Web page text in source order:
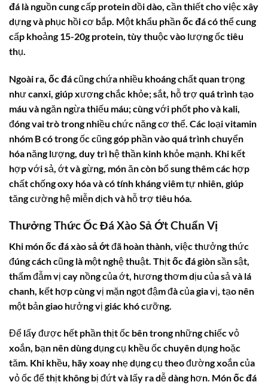
đá là nguồn cung cấp protein dồi dào, cần thiết cho việc xây
dựng và phục hồi cơ bắp. Một khẩu phầnốc đácó thể cung
cấp khoảng 15-20g protein, tùy thuộc vào lượng ốc tiêu
thụ.
Ngoài ra, ốc đácũng chứa nhiều khoáng chất quan trọng
như canxi, giúp xương chắc khỏe; sắt, hỗ trợ quá trình tạo
máu và ngăn ngừa thiếu máu; cùng với phốt pho và kali,
đóng vai trò trong nhiều chức năng cơ thể. Các loại vitamin
nhóm B có trong ốc cũng góp phần vào quá trình chuyển
hóa năng lượng, duy trì hệ thần kinh khỏe mạnh. Khi kết
hợp với sả, ớt và gừng, món ăn còn bổ sung thêm các hợp
chất chống oxy hóa và có tính kháng viêm tự nhiên, giúp
tăng cường hệ miễn dịch và hỗ trợ tiêu hóa.
Thưởng ThứcỐc Đá XàoSả Ớt Chuẩn Vị
Khi mónốc đá xào sả ớtđã hoàn thành, việc thưởng thức
đúng cách cũng là một nghệ thuật. Thịtốc đágiòn sần sật,
thấm đẫm vị cay nồng của ớt, hương thơm dịu của sả và lá
chanh, kết hợp cùng vị mặn ngọt đậm đà của gia vị, tạo nên
một bản giao hưởng vị giác khó cưỡng.
Để lấy được hết phần thịt ốc bên trong những chiếc vỏ
xoắn, bạn nên dùng dụng cụ khều ốc chuyên dụng hoặc
tăm. Khi khều, hãy xoay nhẹ dụng cụ theo đường xoắn của
vỏ ốc để thịt không bị đứt và lấy ra dễ dàng hơn. Mónốc đá